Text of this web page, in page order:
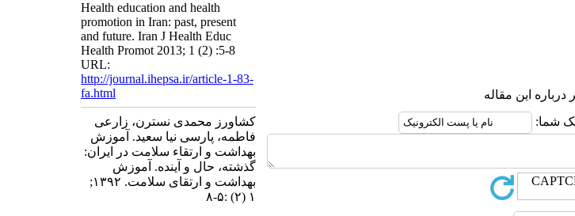
درباره این مقاله
شما:
Health education and health
promotion in Iran: past, present
and future. Iran J Health Educ
Health Promot 2013; 1 (2) :5-8
URL:
http://journal.ihepsa.ir/article-1-83-
fa.html
کشاورز محمدی نسترن، زارعی
فاطمه، پارسی نیا سعید. آموزش
بهداشت و ارتقاء سلامت در ایران:
گذشته، حال و آینده. آموزش
بهداشت و ارتقای سلامت. ۱۳۹۲;
۱ (۲) :۵-۸